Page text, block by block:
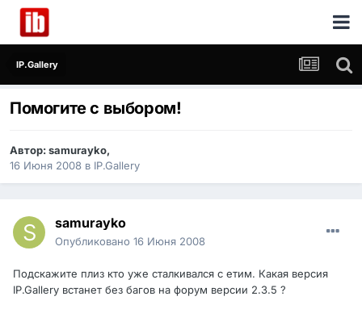
IP.Gallery
Помогите с выбором!
Автор:samurayko,
16 Июня 2008 в IP.Gallery
samurayko
Опубликовано 16 Июня 2008
Подскажите плиз кто уже сталкивался с етим. Какая версия
IP.Gallery встанет без багов на форум версии 2.3.5 ?